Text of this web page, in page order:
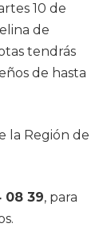
10 de
de
tendrás
de hasta
la Región de
08 39, para